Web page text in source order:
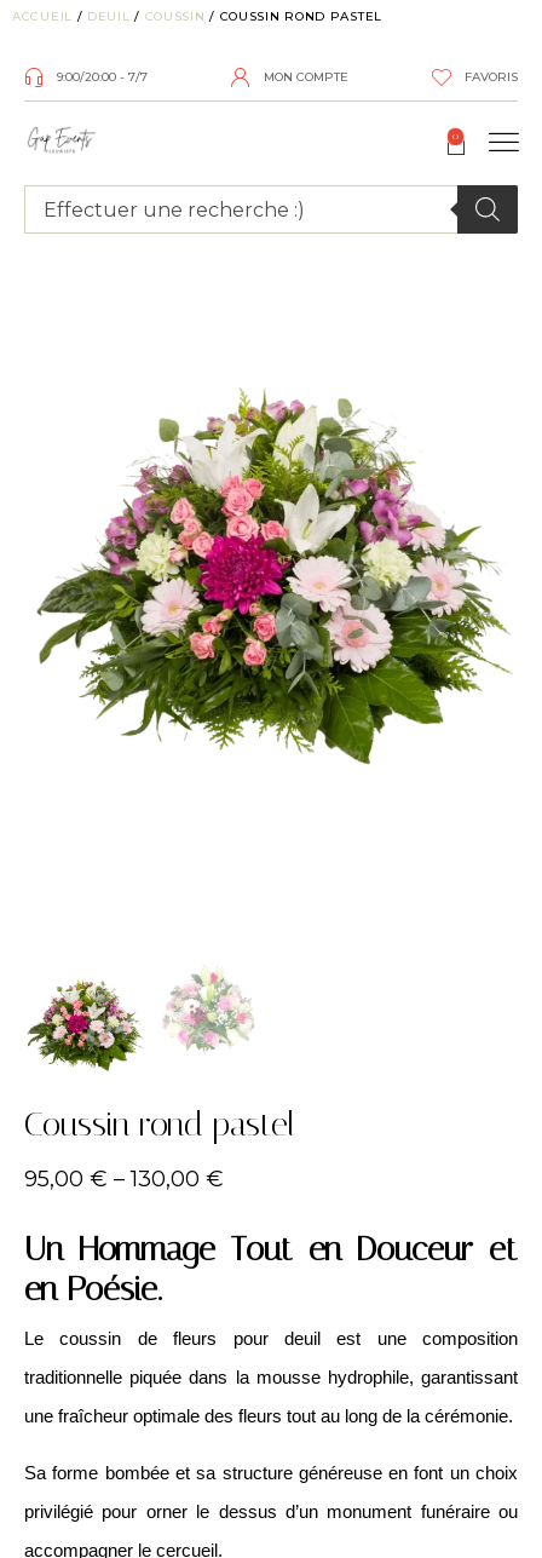
ACCUEIL / DEUIL / COUSSIN / COUSSIN ROND PASTEL
9:00/20:00 - 7/7 MON COMPTE FAVORIS
0
Coussin rond pastel
95,00 € –130,00 €
Un Hommage Tout en Douceur et
en Poésie.
Le coussin de fleurs pour deuil est une composition
traditionnelle piquée dans la mousse hydrophile, garantissant
une fraîcheur optimale des fleurs tout au long de la cérémonie.
Sa forme bombée et sa structure généreuse en font un choix
privilégié pour orner le dessus d’un monument funéraire ou
accompagner le cercueil.